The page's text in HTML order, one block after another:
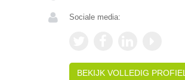
Sociale media:
BEKIJK VOLLEDIG PROFIEL